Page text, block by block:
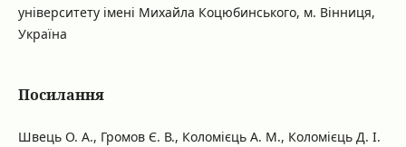
університету імені Михайла Коцюбинського, м. Вінниця,
Україна
Посилання
Швець О. А., Громов Є. В., Коломієць А. М., Коломієць Д. І.